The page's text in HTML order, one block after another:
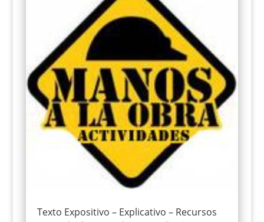
Texto Expositivo – Explicativo – Recursos